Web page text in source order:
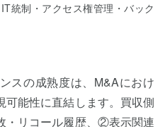
統制・アクセス権管理・バック
スの成熟度は、M&Aにおけ
可能性に直結します。買収側
・リコール履歴、②表示関連